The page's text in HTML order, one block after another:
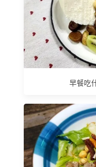
早餐吃